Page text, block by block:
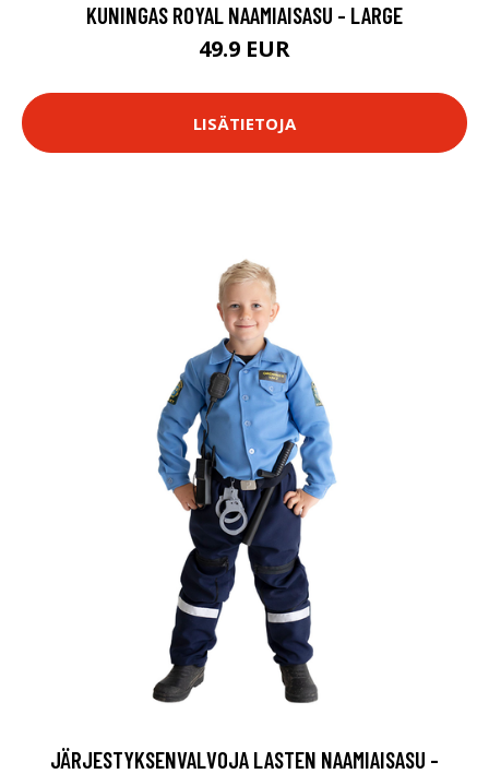
KUNINGAS ROYAL NAAMIAISASU - LARGE
49.9 EUR
LISÄTIETOJA
JÄRJESTYKSENVALVOJA LASTEN NAAMIAISASU -